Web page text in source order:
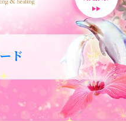
ド